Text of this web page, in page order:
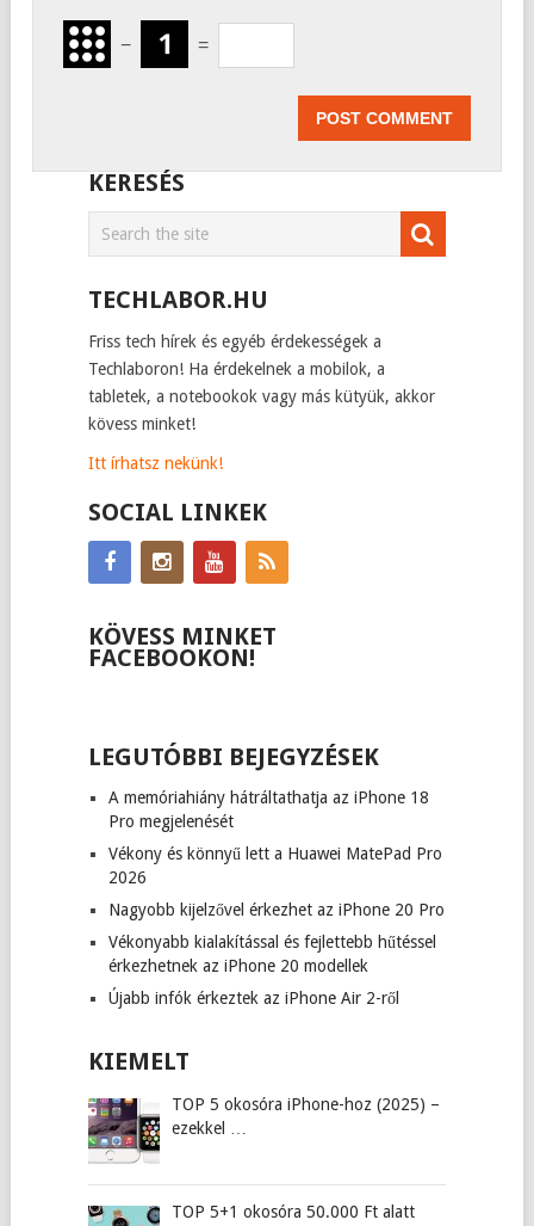
− =
KERESÉS
TECHLABOR.HU
Friss tech hírek és egyéb érdekességek a
Techlaboron! Ha érdekelnek a mobilok, a
tabletek, a notebookok vagy más kütyük, akkor
kövess minket!
Itt írhatsz nekünk!
SOCIAL LINKEK
KÖVESS MINKET
FACEBOOKON!
LEGUTÓBBI BEJEGYZÉSEK
A memóriahiány hátráltathatja az iPhone 18
Pro megjelenését
Vékony és könnyű lett a Huawei MatePad Pro
2026
Nagyobb kijelzővel érkezhet az iPhone 20 Pro
Vékonyabb kialakítással és fejlettebb hűtéssel
érkezhetnek az iPhone 20 modellek
Újabb infók érkeztek az iPhone Air 2-ről
KIEMELT
TOP 5 okosóra iPhone-hoz (2025) –
ezekkel …
TOP 5+1 okosóra 50.000 Ft alatt